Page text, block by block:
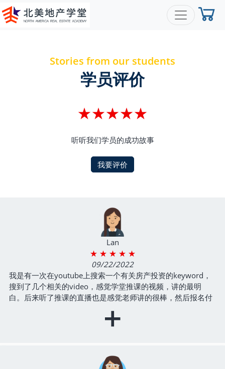
Stories from our students
学员评价
★★★★★
听听我们学员的成功故事
我要评价
Lan
★ ★ ★ ★ ★
09/22/2022
我是有⼀次在youtube上搜索⼀个有关房产投资的keyword，
搜到了⼏个相关的video，感觉学堂推课的视频，讲的最明
⽩。后来听了推课的直播也是感觉⽼师讲的很棒，然后报名付
费。 ⾮常感谢学堂办了这⻔找Deal和法拍的课程，五周的时间
真是收获很⼤。 ⾸先，⽼师给准备了内容丰富的课前加餐，帮
例⼦系统的讲解给⼤家；⽽且，每位⽼师都是把⾃⼰的经历详
+